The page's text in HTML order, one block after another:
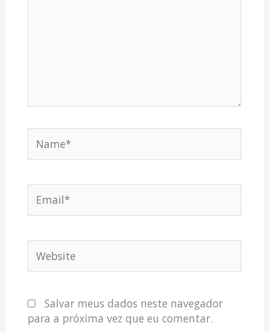
Salvar meus dados neste navegador
para a próxima vez que eu comentar.